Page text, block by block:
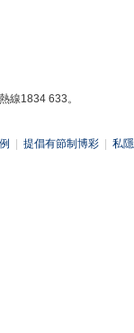
線1834 633。
提倡有節制博彩 私